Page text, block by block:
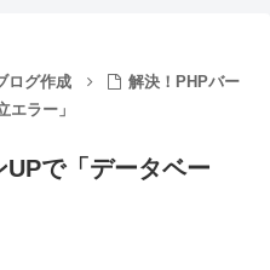
ログ作成
解決！PHPバー
エラー」
で「データベー